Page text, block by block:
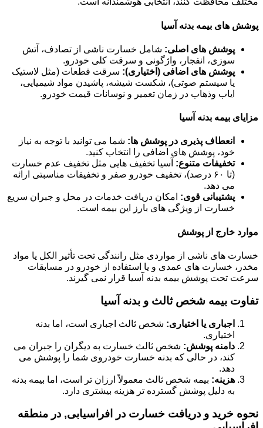
پوشش های بیمه بدنه آسیا
پوشش های اصلی: شامل خسارت ناشی از تصادف، آتش
سوزی، انفجار، واژگونی و سرقت کلی خودرو.
پوشش های اضافی (اختیاری): سرقت قطعات (مثل لاستیک
یا سیستم صوتی)، شکست شیشه، پاشیدن مواد شیمیایی،
ایاب وذهاب در زمان تعمیر و نوسانات قیمت خودرو.
مزایای بیمه بدنه آسیا
انعطاف پذیری در پوشش ها: شما می توانید با توجه به نیاز
خود، پوشش های اضافی را انتخاب کنید.
تخفیفات متنوع: آسیا تخفیف هایی مثل تخفیف عدم خسارت
(تا ۶۰ درصد)، تخفیف خودرو صفر و تخفیفات مناسبتی ارائه
می دهد.
پشتیبانی قوی: امکان دریافت خدمات در محل و جبران سریع
خسارت از ویژگی های بارز این بیمه است.
موارد خارج از پوشش
خسارت های ناشی از مواردی مثل رانندگی تحت تأثیر الکل یا مواد
مخدر، خسارت های عمدی و یا استفاده از خودرو در مسابقات
سرعت تحت پوشش بیمه بدنه آسیا قرار نمی گیرند.
تفاوت بیمه شخص ثالث و بدنه آسیا
اجباری یا اختیاری: شخص ثالث اجباری است، اما بدنه
اختیاری.
دامنه پوشش: شخص ثالث خسارت به دیگران را جبران می
کند، در حالی که بدنه خسارت خودروی شما را پوشش می
دهد.
هزینه: بیمه شخص ثالث معمولاً ارزان تر است، اما بیمه بدنه
به دلیل پوشش گسترده تر هزینه بیشتری دارد.
نحوه خرید و دریافت خسارت در افراسیابی, در منطقه